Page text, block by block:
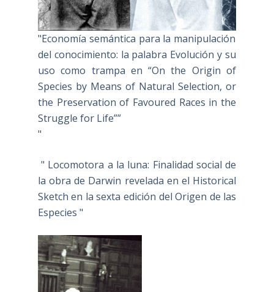
"Economía semántica para la manipulación
del conocimiento: la palabra Evolución y su
uso como trampa en “On the Origin of
Species by Means of Natural Selection, or
the Preservation of Favoured Races in the
Struggle for Life””
"
" Locomotora a la luna: Finalidad social de
la obra de Darwin revelada en el Historical
Sketch en la sexta edición del Origen de las
Especies "